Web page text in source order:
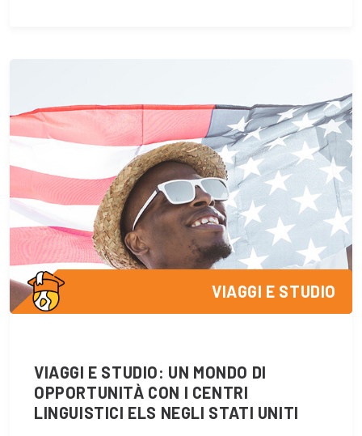
VIAGGI E STUDIO
VIAGGI E STUDIO: UN MONDO DI
OPPORTUNITÀ CON I CENTRI
LINGUISTICI ELS NEGLI STATI UNITI